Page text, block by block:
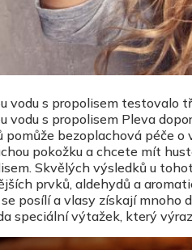
vodu s propolisem testovalo
vodu s propolisem Pleva
pomůže bezoplachová péče
pokožku a chcete mít
Skvělých výsledků u
prvků, aldehydů a
posílí a vlasy získají mnoho
speciální výtažek, který